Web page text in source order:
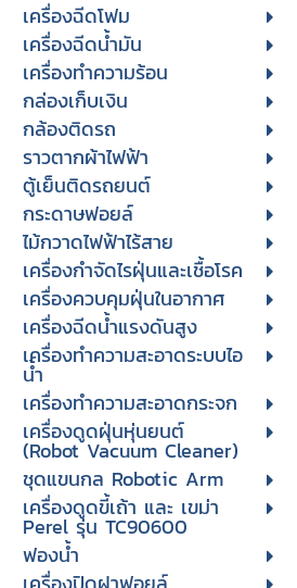
เครื่องฉีดโฟม
เครื่องฉีดน้ำมัน
เครื่องทำความร้อน
กล่องเก็บเงิน
กล้องติดรถ
ราวตากผ้าไฟฟ้า
ตู้เย็นติดรถยนต์
กระดาษฟอยล์
ไม้กวาดไฟฟ้าไร้สาย
เครื่องกำจัดไรฝุ่นและเชื้อโรค
เครื่องควบคุมฝุ่นในอากาศ
เครื่องฉีดน้ำแรงดันสูง
เครื่องทำความสะอาดระบบไอ
น้ำ
เครื่องทำความสะอาดกระจก
เครื่องดูดฝุ่นหุ่นยนต์
(Robot Vacuum Cleaner)
ชุดแขนกล Robotic Arm
เครื่องดูดขี้เถ้า และ เขม่า
Perel รุ่น TC90600
ฟองน้ำ